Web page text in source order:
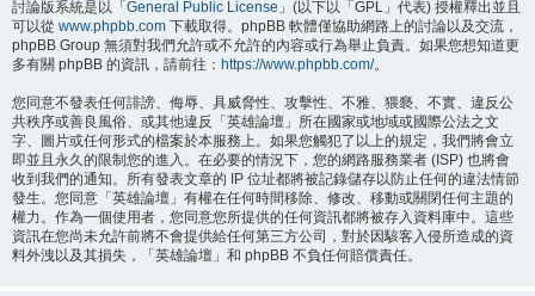
討論版系統是以「 General Public License 」(以下以「GPL」代表) 授權釋出並且
可以從 www.phpbb.com 下載取得。phpBB 軟體僅協助網路上的討論以及交流，
phpBB Group 無須對我們允許或不允許的內容或行為舉止負責。如果您想知道更
多有關 phpBB 的資訊，請前往： https://www.phpbb.com/。
您同意不發表任何誹謗、侮辱、具威脅性、攻擊性、不雅、猥褻、不實、違反公
共秩序或善良風俗、或其他違反「英雄論壇」所在國家或地域或國際公法之文
字、圖片或任何形式的檔案於本服務上。如果您觸犯了以上的規定，我們將會立
即並且永久的限制您的進入。在必要的情況下，您的網路服務業者 (ISP) 也將會
收到我們的通知。所有發表文章的 IP 位址都將被記錄儲存以防止任何的違法情節
發生。您同意「英雄論壇」有權在任何時間移除、修改、移動或關閉任何主題的
權力。作為一個使用者，您同意您所提供的任何資訊都將被存入資料庫中。這些
資訊在您尚未允許前將不會提供給任何第三方公司，對於因駭客入侵所造成的資
料外洩以及其損失，「英雄論壇」和 phpBB 不負任何賠償責任。